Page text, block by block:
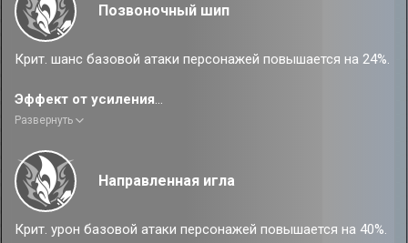
на 12% за каждое благословение Распространения. Этот
эффект может складываться до 9 раз.
Позвоночный шип
Крит. шанс базовой атаки персонажей повышается на 24%.
Эффект от усиления
Крит. шанс базовой атаки персонажей повышается на 36%.
Развернуть
Направленная игла
Крит. урон базовой атаки персонажей повышается на 40%.